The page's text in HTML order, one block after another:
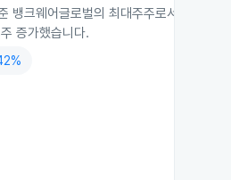
뱅크웨어글로벌의 최대주주로서
증가했습니다.